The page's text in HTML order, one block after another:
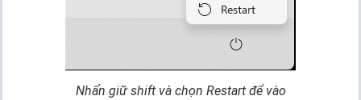
Nhấn giữ shift và chọn Restart để vào